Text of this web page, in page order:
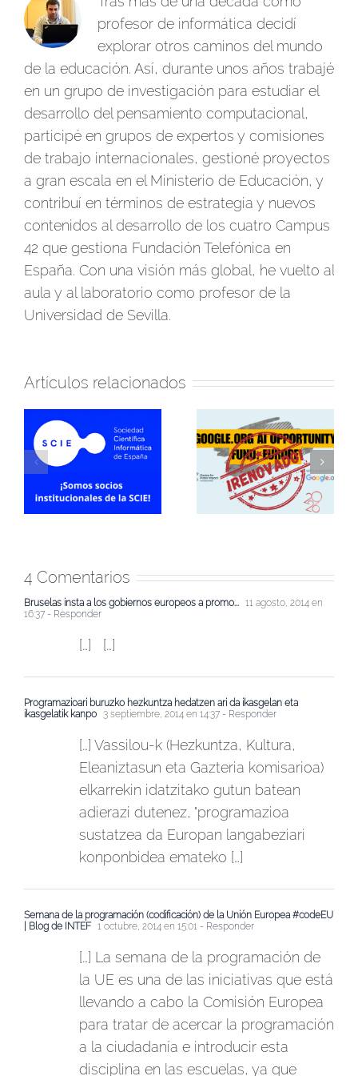
profesor de informática decidí
explorar otros caminos del mundo
de la educación. Así, durante unos años trabajé
en un grupo de investigación para estudiar el
desarrollo del pensamiento computacional,
participé en grupos de expertos y comisiones
de trabajo internacionales, gestioné proyectos
a gran escala en el Ministerio de Educación, y
contribuí en términos de estrategia y nuevos
contenidos al desarrollo de los cuatro Campus
42 que gestiona Fundación Telefónica en
España. Con una visión más global, he vuelto al
aula y al laboratorio como profesor de la
Universidad de Sevilla.
Artículos relacionados
¡En 2026 seguiremos
participando en el AI
Europe de
Firmamos convenio
de colaboración con
Sevilla Negra para
formación en IA
4 Comentarios
Bruselas insta a los gobiernos europeos a promo... 11 agosto, 2014 en
16:37 - Responder
[…] […]
Programazioari buruzko hezkuntza hedatzen ari da ikasgelan eta
ikasgelatik kanpo 3 septiembre, 2014 en 14:37 - Responder
[…] Vassilou-k (Hezkuntza, Kultura,
Eleaniztasun eta Gazteria komisarioa)
elkarrekin idatzitako gutun batean
adierazi dutenez, "programazioa
sustatzea da Europan langabeziari
konponbidea emateko […]
Semana de la programación (codificación) de la Unión Europea #codeEU
| Blog de INTEF 1 octubre, 2014 en 15:01 - Responder
[…] La semana de la programación de
la UE es una de las iniciativas que está
llevando a cabo la Comisión Europea
para tratar de acercar la programación
a la ciudadanía e introducir esta
disciplina en las escuelas, ya que